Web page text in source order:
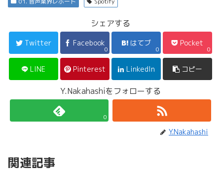
シェアする
Twitter Facebook
0
はてブ
0
Pocket
0
LINE Pinterest LinkedIn コピー
Y.Nakahashiをフォローする
0
Y.Nakahashi
関連記事